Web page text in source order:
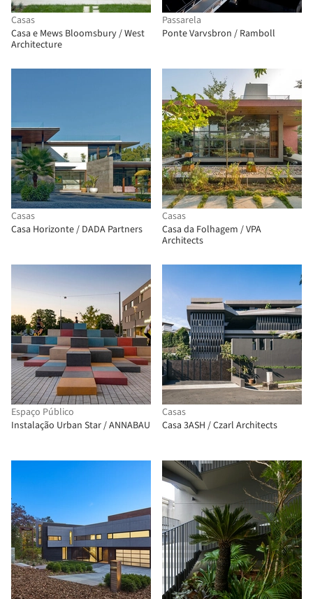
Casas
Casa e Mews Bloomsbury / West
Architecture
Passarela
Ponte Varvsbron / Ramboll
Casas
Casa Horizonte / DADA Partners
Casas
Casa da Folhagem / VPA
Architects
Espaço Público
Instalação Urban Star / ANNABAU
Casas
Casa 3ASH / Czarl Architects